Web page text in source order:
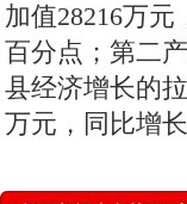
加值28216万
百分点；第二
县经济增长的
万元，同比增